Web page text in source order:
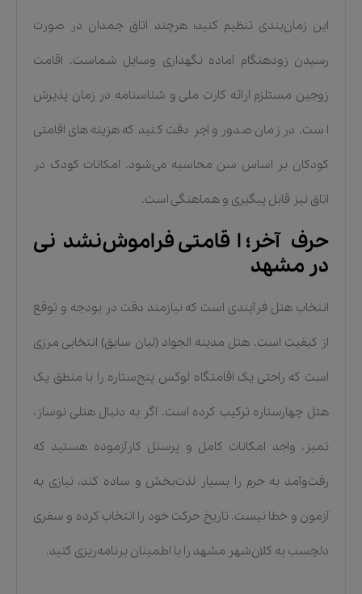
این زمان‌بندی تنظیم کنید؛ هرچند اتاق چمدان در صورت
رسیدن زودهنگام آماده نگهداری وسایل شماست. اقامت
زوجین مستلزم ارائه کارت ملی و شناسنامه در زمان پذیرش
است. در زمان صدور واچر دقت کنید که هزینه‌های اقامتی
کودکان بر اساس سن محاسبه می‌شود. امکانات کودک در
اتاق نیز قابل پیگیری و هماهنگی است.
حرف آخر؛ اقامتی فراموش‌نشدنی
در مشهد
انتخاب هتل فرآیندی است که نیازمند دقت در بودجه و توقع
از کیفیت است. هتل مدینه الجواد (لیان سابق) انتخابی مرزی
است که راحتی یک اقامتگاه لوکس پنج‌ستاره را با منطق یک
هتل چهارستاره ترکیب کرده است. اگر به دنبال هتلی نوساز،
تمیز، واجد امکانات کامل و پرسنل کارآزموده هستید که
رفت‌وآمد به حرم را بسیار لذت‌بخش و ساده کند، نیازی به
آزمون و خطا نیست. تاریخ حرکت خود را انتخاب کرده و سفری
دلچسب به کلان‌شهر مشهد را با اطمینان برنامه‌ریزی کنید.